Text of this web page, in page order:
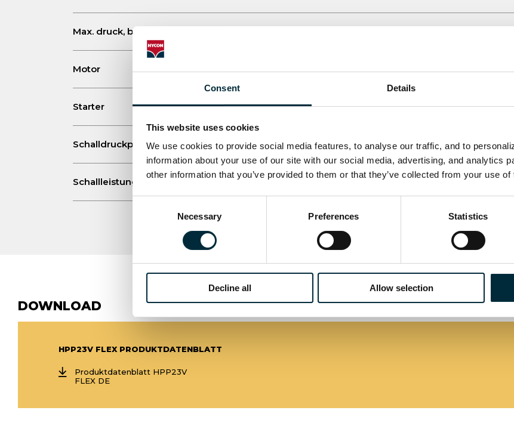
Consent Details
This website uses cookies
We use cookies to provide social media features, to analyse our traffic, and to
information about your use of our site with our social media, advertising, and analytics
other information that you’ve provided to them or that they’ve collected from your use
Consent
Necessary Preferences Statistics
Decline all Allow selection
Max. druck, bar
Motor
Starter Handstart und Elektrisch
Schalldruckpegel 1 m L PAdB 89
Schallleistungspegel LWA dB 101
DOWNLOAD
HPP23V FLEX PRODUKTDATENBLATT
Produktdatenblatt HPP23V
FLEX DE